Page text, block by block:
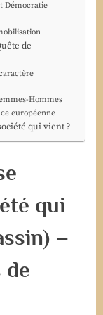
Démocratie
de
Hommes
européenne
qui vient ?
qui
–
de